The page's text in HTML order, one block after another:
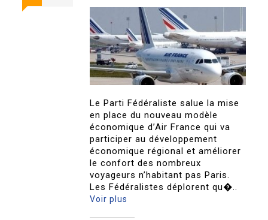
Le Parti Fédéraliste salue la mise
en place du nouveau modèle
économique d’Air France qui va
participer au développement
économique régional et améliorer
le confort des nombreux
voyageurs n’habitant pas Paris.
Les Fédéralistes déplorent qu�..
Voir plus